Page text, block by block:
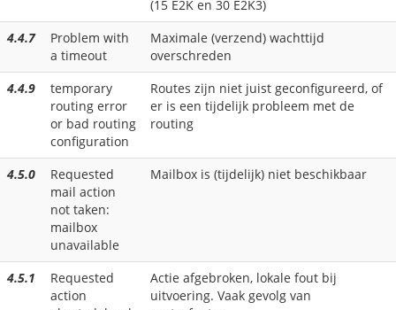
(15 E2K en 30 E2K3)
4.4.7
Problem with
a timeout
Maximale (verzend) wachttijd
overschreden
4.4.9
temporary
routing error
or bad routing
configuration
Routes zijn niet juist geconfigureerd, of
er is een tijdelijk probleem met de
routing
4.5.0
Requested
mail action
not taken:
mailbox
unavailable
Mailbox is (tijdelijk) niet beschikbaar
4.5.1
Requested
action
Actie afgebroken, lokale fout bij
uitvoering. Vaak gevolg van